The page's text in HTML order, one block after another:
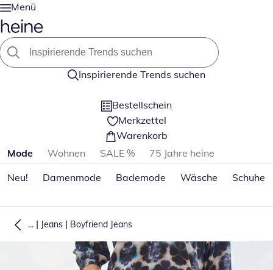
Menü
Inspirierende Trends suchen
Bestellschein
Merkzettel
Warenkorb
Produktkategorien überspringen
Mode Wohnen SALE %
75 Jahre heine
Neu!
Damenmode Bademode Wäsche Schuhe
... | Jeans | Boyfriend Jeans